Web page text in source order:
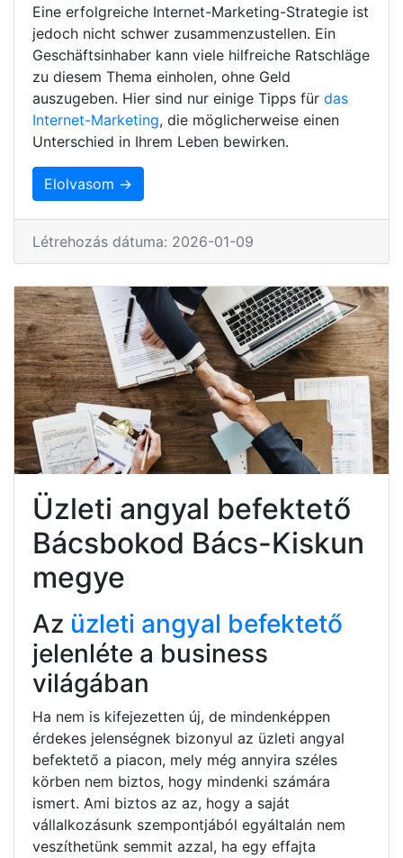
Eine erfolgreiche Internet-Marketing-Strategie ist
jedoch nicht schwer zusammenzustellen. Ein
Geschäftsinhaber kann viele hilfreiche Ratschläge
zu diesem Thema einholen, ohne Geld
auszugeben. Hier sind nur einige Tipps für das
Internet-Marketing, die möglicherweise einen
Unterschied in Ihrem Leben bewirken.
Elolvasom →
Létrehozás dátuma: 2026-01-09
Üzleti angyal befektető
Bácsbokod Bács-Kiskun
megye
Az üzleti angyal befektető
jelenléte a business
világában
Ha nem is kifejezetten új, de mindenképpen
érdekes jelenségnek bizonyul az üzleti angyal
befektető a piacon, mely még annyira széles
körben nem biztos, hogy mindenki számára
ismert. Ami biztos az az, hogy a saját
vállalkozásunk szempontjából egyáltalán nem
veszíthetünk semmit azzal, ha egy effajta